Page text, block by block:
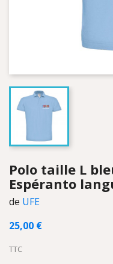
Polo taille L
Espéranto
de UFE
25,00 €
TTC